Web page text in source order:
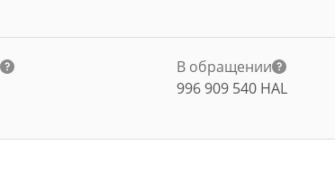
В обращении
996 909 540 HAL